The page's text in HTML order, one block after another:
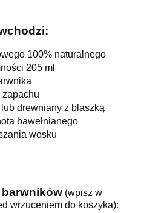
100% naturalnego
205 ml
zapachu
lub drewniany z blaszką
bawełnianego
wosku
(wpisz w
wrzuceniem do koszyka):